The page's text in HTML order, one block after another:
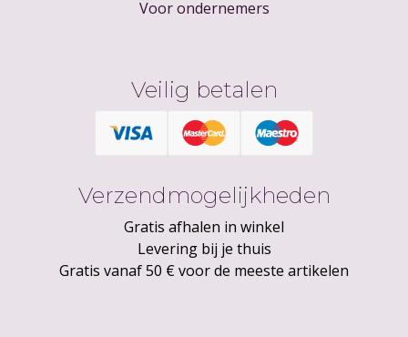
Voor ondernemers
Veilig betalen
Verzendmogelijkheden
Gratis afhalen in winkel
Levering bij je thuis
Gratis vanaf 50 € voor de meeste artikelen